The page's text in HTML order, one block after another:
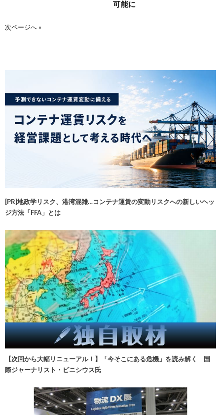
可能に
次ページへ »
[PR]地政学リスク、港湾混雑…コンテナ運賃の変動リスクへの新しいヘッ
ジ方法「FFA」とは
【次回から大幅リニューアル！】「今そこにある危機」を読み解く 国
際ジャーナリスト・ビニシウス氏